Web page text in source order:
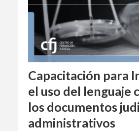
Capacitación para
el uso del lenguaje
los documentos
administrativos